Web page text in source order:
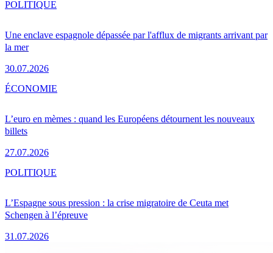
Une enclave espagnole dépassée par l'afflux de migrants arrivant par
la mer
30.07.2026
POLITIQUE
L’euro en mèmes : quand les Européens détournent les nouveaux
billets
27.07.2026
ÉCONOMIE
L’Espagne sous pression : la crise migratoire de Ceuta met
Schengen à l’épreuve
31.07.2026
POLITIQUE